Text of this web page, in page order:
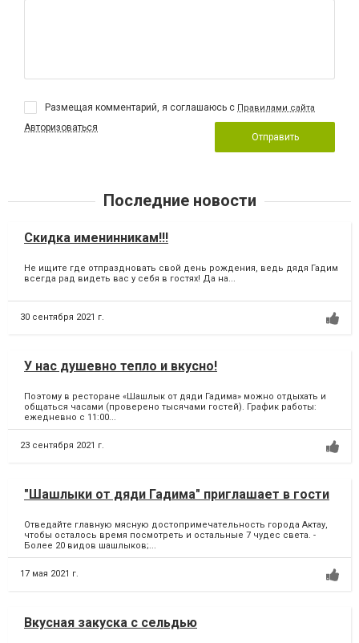
Размещая комментарий, я соглашаюсь с Правилами сайта
Авторизоваться
Отправить
Последние новости
Скидка именинникам!!!
Не ищите где отпраздновать свой день рождения, ведь дядя Гадим
всегда рад видеть вас у себя в гостях! Да на...
30 сентября 2021 г.
У нас душевно тепло и вкусно!
Поэтому в ресторане «Шашлык от дяди Гадима» можно отдыхать и
общаться часами (проверено тысячами гостей). График работы:
ежедневно с 11:00...
23 сентября 2021 г.
"Шашлыки от дяди Гадима" приглашает в гости
Отведайте главную мясную достопримечательность города Актау,
чтобы осталось время посмотреть и остальные 7 чудес света. -
Более 20 видов шашлыков;...
17 мая 2021 г.
Вкусная закуска с сельдью